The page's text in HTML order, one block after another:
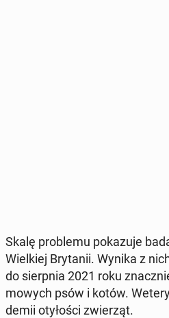
Skalę pro­ble­mu po­ka­zu­je
Wiel­kiej Bry­ta­nii. Wynika z
do sierp­nia 2021 roku
mo­wych psów i kotów.
de­mii oty­ło­ści zwie­rząt.